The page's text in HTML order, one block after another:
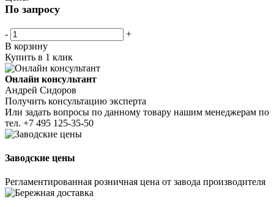
По запросу
-
+
В корзину
Купить в 1 клик
Онлайн консультант
Андрей Сидоров
Получить консультацию эксперта
Или задать вопросы по данному товару нашим менеджерам по
тел. +7 495 125-35-50
Заводские цены
Регламентированная розничная цена от завода производителя